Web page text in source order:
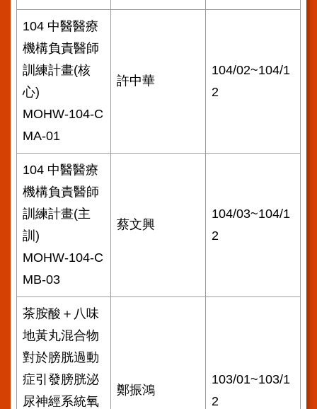
104 中醫醫療
機構負責醫師
訓練計畫(核
心)
MOHW-104-C
MA-01
許中華
104/02~104/1
2
104 中醫醫療
機構負責醫師
訓練計畫(主
訓)
MOHW-104-C
MB-03
蔡文興
104/03~104/1
2
茶胺酸＋八味
地黃丸混合物
對於膀胱過動
症引發膀胱泌
尿神經系統氧
鄭振鴻
103/01~103/1
2